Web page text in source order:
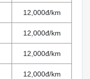
12,000đ/km
12,000đ/km
12,000đ/km
12,000đ/km